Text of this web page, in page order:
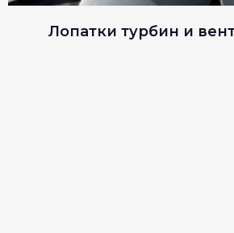
Лопатки турбин и